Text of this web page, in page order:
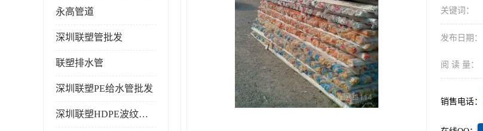
永高管道
深圳联塑管批发
联塑排水管
深圳联塑PE给水管批发
深圳联塑HDPE波纹管批发
关键词：
发布日期：
阅 读 量：
销售电话：